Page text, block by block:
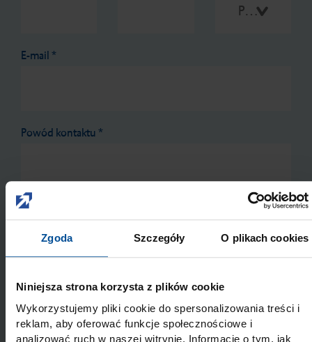
Zgoda Szczegóły O plikach cookies
Niniejsza strona korzysta z plików cookie
Wykorzystujemy pliki cookie do spersonalizowania treści i
reklam, aby oferować funkcje społecznościowe i
analizować ruch w naszej witrynie. Informacje o tym, jak
Proszę wybrać
E-mail*
Powód kontaktu*
Wyrażam zgodę na przetwarzanie danych w
wymienionych celach i zakresie. Więcej informacji o
sposobie postępowania z danymi osobowymi podczas
Informacja o ochronie prywatności.*
* Pola wymagane